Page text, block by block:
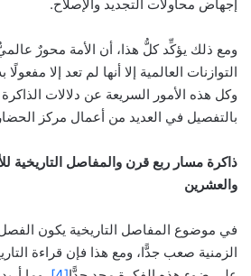
إجهاض محاولات التجديد والإصلاح.
ومع ذلك يؤكِّد كلُّ هذا، أن الأمة محورٌ
التوازنات العالمية إلا أنها لم تعد إلا
وكل هذه الأمور السريعة عن دلالات
بالتفصيل في العديد من أعمال مركز
ذاكرة مسار ربع قرن والمفاصل التاريخية
والعشرين
في موضوع المفاصل التاريخية يكون
الزمنية صعب جدًّا، ومع هذا فإن قراءة